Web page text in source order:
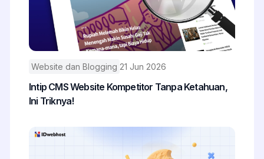
Website dan Blogging 21 Jun 2026
Intip CMS Website Kompetitor Tanpa Ketahuan,
Ini Triknya!